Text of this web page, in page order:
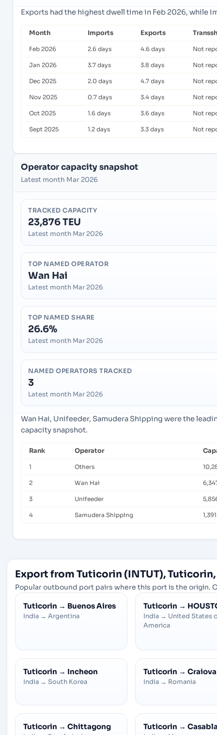
Exports had the highest dwell time in Feb 2026, while
Month Imports Exports
Feb 2026 2.6 days 4.6 days Not
Jan 2026 3.7 days 3.8 days Not
Dec 2025 2.0 days 4.7 days Not
Nov 2025 0.7 days 3.4 days Not
Oct 2025 1.6 days 3.6 days Not
Sept 2025 1.2 days 3.3 days Not
Operator capacity snapshot
Latest month Mar 2026
TRACKED CAPACITY
23,876 TEU
Latest month Mar 2026
TOP NAMED OPERATOR
Wan Hai
Latest month Mar 2026
TOP NAMED SHARE
26.6%
Latest month Mar 2026
NAMED OPERATORS TRACKED
3
Latest month Mar 2026
Wan Hai, Unifeeder, Samudera Shipping were the
capacity snapshot.
Rank Operator
1 Others
2 Wan Hai
3 Unifeeder
4 Samudera Shipping 1,391
Export from Tuticorin (INTUT),
Popular outbound port pairs where this port is the origin.
Tuticorin → Buenos Aires
India → Argentina
Tuticorin →
India → United States
America
Tuticorin → Incheon
India → South Korea
Tuticorin →
India → Romania
Tuticorin → Chittagong Tuticorin →